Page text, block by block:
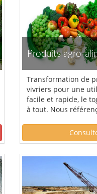
Produits agro-
Transformation de
vivriers pour une
facile et rapide, le
à tout. Nous